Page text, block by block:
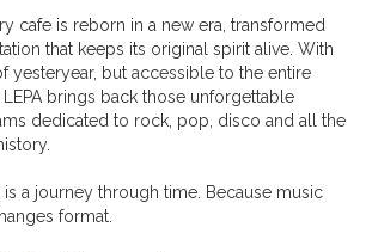
cafe is reborn in a new era, transformed
that keeps its original spirit alive. With
yesteryear, but accessible to the entire
LEPA brings back those unforgettable
dedicated to rock, pop, disco and all the
is a journey through time. Because music
format.